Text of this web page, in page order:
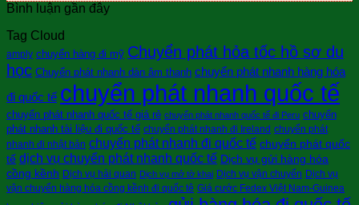
Bình luận gần đây
Tag Cloud
amply chuyển hàng đi mỹ Chuyển phát hỏa tốc hồ sơ du
học Chuyển phát nhanh dàn âm thanh chuyển phát nhanh hàng hóa
đi quốc tế chuyển phát nhanh quốc tế
chuyển phát nhanh quốc tế giá rẻ chuyển phát nhanh quốc tế đi Peru chuyển
phát nhanh tài liệu đi quốc tế chuyển phát nhanh đi Ireland chuyển phát
nhanh đi nhật bản chuyển phát nhanh đi quốc tế chuyển phát quốc
tế dịch vụ chuyển phát nhanh quốc tế Dịch vụ gửi hàng hóa
cồng kềnh Dịch vụ hải quan Dịch vụ mở tờ khai Dịch vụ vận chuyển Dịch vụ
vận chuyển hàng hóa cồng kềnh đi quốc tê Giá cước Fedex Việt Nam-Guinea